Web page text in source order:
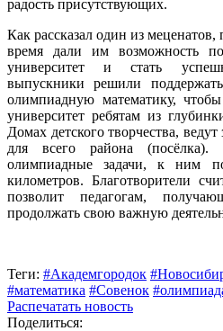
радость присутствующих.
Как рассказал один из
время дали им возможность
университет и стать
выпускники решили
олимпиадную математику,
университет ребятам из
Домах детского творчества,
для всего района (посёлка).
олимпиадные задачи, к ним
километров. Благотворители
позволит педагогам,
продолжать свою важную
Теги: #Академгородок
#математика #Совенок
Распечатать новость
Поделиться: